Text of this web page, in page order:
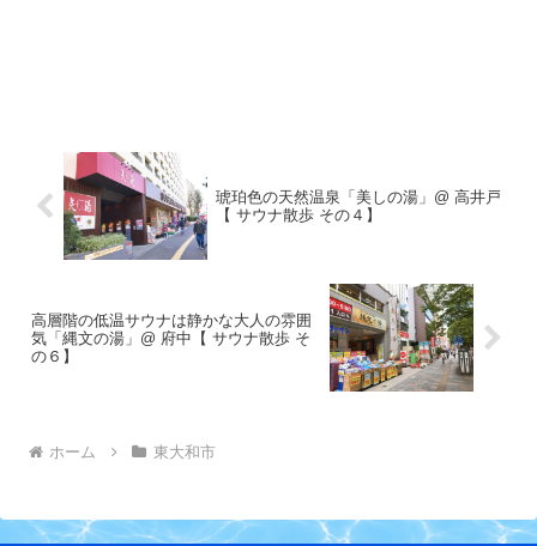
琥珀色の天然温泉「美しの湯」@ 高井戸
【 サウナ散歩 その４】
高層階の低温サウナは静かな大人の雰囲
気「縄文の湯」@ 府中【 サウナ散歩 そ
の６】
ホーム 東大和市